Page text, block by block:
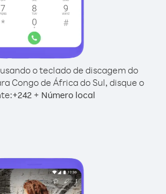
o teclado de discagem do
Congo de África do Sul, disque o
+242+ Número local